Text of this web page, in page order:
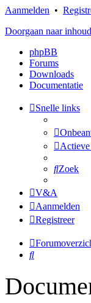
Aanmelden •
Doorgaan naar inhoud
phpBB
Forums
Downloads
Documentatie
Snelle links
Zoek
V&A
Aanmelden
Registreer
Zoek